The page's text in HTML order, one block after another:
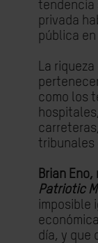
tendencia
privada
pública
La
como los
tribunales
Brian
Patriotic
imposible
día, y que